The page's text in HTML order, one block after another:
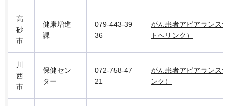
高
砂
市
健康増進
課
079-443-39
36
がん患者アピアランス
トへリンク）
川
西
市
保健セン
ター
072-758-47
21
がん患者アピアランス
ンク）